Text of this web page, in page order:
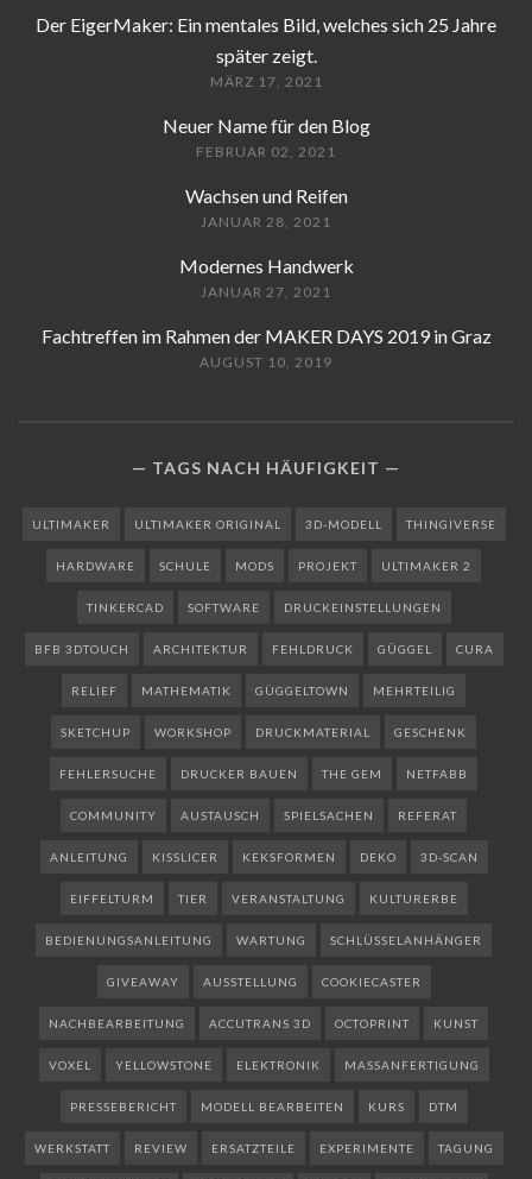
Der EigerMaker: Ein mentales Bild, welches sich 25 Jahre
später zeigt.
MÄRZ 17, 2021
Neuer Name für den Blog
FEBRUAR 02, 2021
Wachsen und Reifen
JANUAR 28, 2021
Modernes Handwerk
JANUAR 27, 2021
Fachtreffen im Rahmen der MAKER DAYS 2019 in Graz
AUGUST 10, 2019
TAGS NACH HÄUFIGKEIT
ULTIMAKER ULTIMAKER ORIGINAL 3D-MODELL THINGIVERSE
HARDWARE SCHULE MODS PROJEKT ULTIMAKER 2
TINKERCAD SOFTWARE DRUCKEINSTELLUNGEN
BFB 3DTOUCH ARCHITEKTUR FEHLDRUCK GÜGGEL CURA
RELIEF MATHEMATIK GÜGGELTOWN MEHRTEILIG
SKETCHUP WORKSHOP DRUCKMATERIAL GESCHENK
FEHLERSUCHE DRUCKER BAUEN THE GEM NETFABB
COMMUNITY AUSTAUSCH SPIELSACHEN REFERAT
ANLEITUNG KISSLICER KEKSFORMEN DEKO 3D-SCAN
EIFFELTURM TIER VERANSTALTUNG KULTURERBE
BEDIENUNGSANLEITUNG WARTUNG SCHLÜSSELANHÄNGER
GIVEAWAY AUSSTELLUNG COOKIECASTER
NACHBEARBEITUNG ACCUTRANS 3D OCTOPRINT KUNST
VOXEL YELLOWSTONE ELEKTRONIK MASSANFERTIGUNG
PRESSEBERICHT MODELL BEARBEITEN KURS DTM
WERKSTATT REVIEW ERSATZTEILE EXPERIMENTE TAGUNG